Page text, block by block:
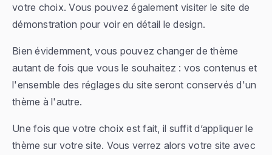
votre choix. Vous pouvez également visiter le site de
démonstration pour voir en détail le design.
Bien évidemment, vous pouvez changer de thème
autant de fois que vous le souhaitez : vos contenus et
l'ensemble des réglages du site seront conservés d'un
thème à l'autre.
Une fois que votre choix est fait, il suffit d’appliquer le
thème sur votre site. Vous verrez alors votre site avec